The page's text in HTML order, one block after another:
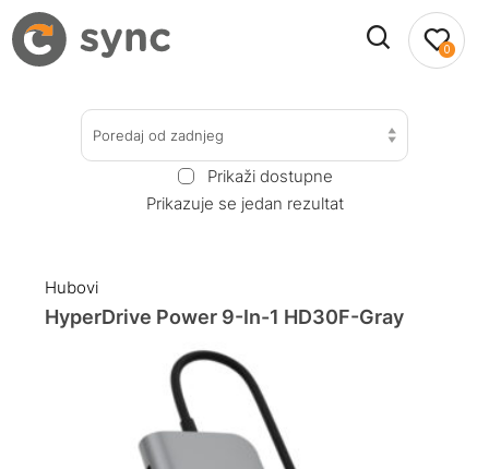
0
Poredaj od zadnjeg
Prikaži dostupne
Prikazuje se jedan rezultat
Hubovi
HyperDrive Power 9-In-1 HD30F-Gray